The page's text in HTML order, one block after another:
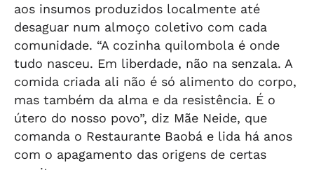
aos insumos produzidos localmente até
desaguar num almoço coletivo com cada
comunidade. “A cozinha quilombola é onde
tudo nasceu. Em liberdade, não na senzala. A
comida criada ali não é só alimento do corpo,
mas também da alma e da resistência. É o
útero do nosso povo”, diz Mãe Neide, que
comanda o Restaurante Baobá e lida há anos
com o apagamento das origens de certas